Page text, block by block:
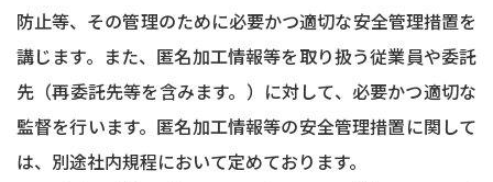
防止等、その管理のために必要かつ適切な安全管理措置を
講じます。また、匿名加工情報等を取り扱う従業員や委託
先（再委託先等を含みます。）に対して、必要かつ適切な
監督を行います。匿名加工情報等の安全管理措置に関して
は、別途社内規程において定めております。